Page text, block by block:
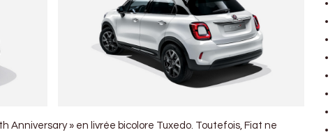
Anniversary » en livrée bicolore Tuxedo. Toutefois, Fiat ne